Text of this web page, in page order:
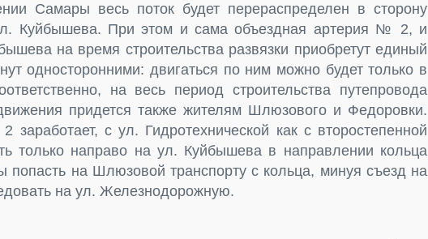
Самары весь поток будет перераспределен в сторону
Куйбышева. При этом и сама объездная артерия № 2, и
на время строительства развязки приобретут единый
односторонними: двигаться по ним можно будет только в
на весь период строительства путепровода
придется также жителям Шлюзового и Федоровки.
с ул. Гидротехнической как с второстепенной
только направо на ул. Куйбышева в направлении кольца
попасть на Шлюзовой транспорту с кольца, минуя съезд на
на ул. Железнодорожную.